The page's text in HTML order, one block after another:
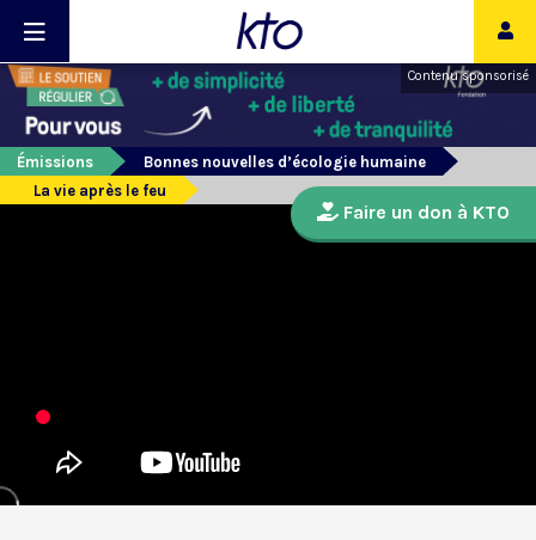
Contenu sponsorisé
Émissions
Bonnes nouvelles d’écologie humaine
La vie après le feu
Faire un don à KTO